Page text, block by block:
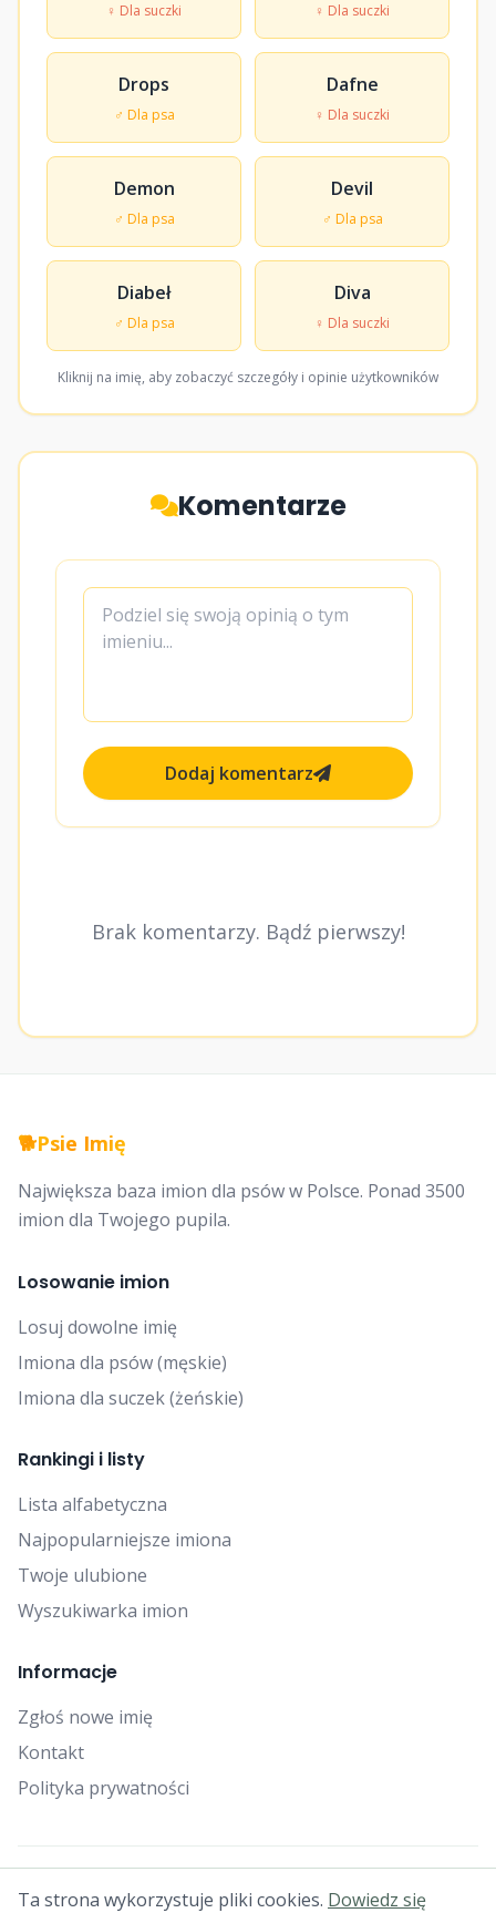
♀ Dla suczki ♀ Dla suczki
Drops
♂ Dla psa
Dafne
♀ Dla suczki
Demon
♂ Dla psa
Devil
♂ Dla psa
Diabeł
♂ Dla psa
Diva
♀ Dla suczki
Kliknij na imię, aby zobaczyć szczegóły i opinie użytkowników
Komentarze
Dodaj komentarz
Brak komentarzy. Bądź pierwszy!
🐕Psie Imię
Największa baza imion dla psów w Polsce. Ponad 3500
imion dla Twojego pupila.
Losowanie imion
Losuj dowolne imię
Imiona dla psów (męskie)
Imiona dla suczek (żeńskie)
Rankingi i listy
Lista alfabetyczna
Najpopularniejsze imiona
Twoje ulubione
Wyszukiwarka imion
Informacje
Zgłoś nowe imię
Kontakt
Polityka prywatności
© 2025 Falcon Bytes. Wszelkie prawa zastrzeżone.
Ta strona wykorzystuje pliki cookies. Dowiedz się